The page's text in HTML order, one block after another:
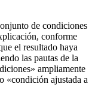
de condiciones
conforme
el resultado haya
las pautas de la
ampliamente
«condición ajustada a